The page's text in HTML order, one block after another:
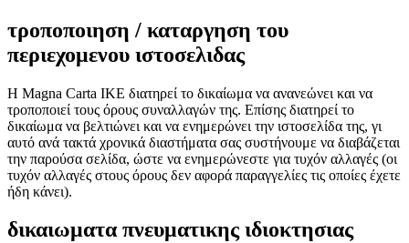
τροποποιηση / καταργηση του
περιεχομενου ιστοσελιδας
Η Magna Carta IKE διατηρεί το δικαίωμα να ανανεώνει και να
τροποποιεί τους όρους συναλλαγών της. Επίσης διατηρεί το
δικαίωμα να βελτιώνει και να ενημερώνει την ιστοσελίδα της, γι
αυτό ανά τακτά χρονικά διαστήματα σας συστήνουμε να διαβάζεται
την παρούσα σελίδα, ώστε να ενημερώνεστε για τυχόν αλλαγές (οι
τυχόν αλλαγές στους όρους δεν αφορά παραγγελίες τις οποίες έχετε
ήδη κάνει).
δικαιωματα πνευματικης ιδιοκτησιας